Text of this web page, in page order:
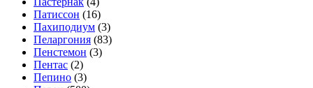
Патиссон (16)
Пахиподиум (3)
Пеларгония (83)
Пенстемон (3)
Пентас (2)
Пепино (3)